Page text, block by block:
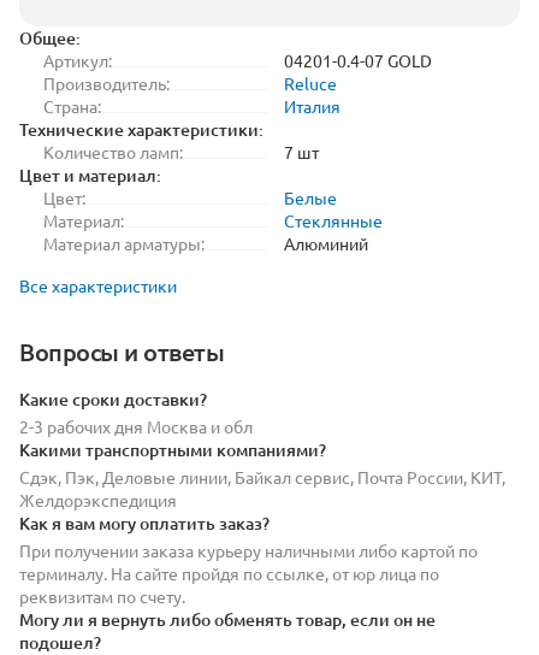
Общее:
Артикул:
04201-0.4-07 GOLD
Производитель:
Reluce
Страна:
Италия
Технические характеристики:
Количество ламп: 7 шт
Цвет и материал:
Цвет:
Белые
Материал:
Стеклянные
Материал арматуры:
Алюминий
Все характеристики
Вопросы и ответы
Какие сроки доставки?
2-3 рабочих дня Москва и обл
Какими транспортными компаниями?
Сдэк, Пэк, Деловые линии, Байкал сервис, Почта России, КИТ,
Желдорэкспедиция
Как я вам могу оплатить заказ?
При получении заказа курьеру наличными либо картой по
терминалу. На сайте пройдя по ссылке, от юр лица по
реквизитам по счету.
Могу ли я вернуть либо обменять товар, если он не
подошел?